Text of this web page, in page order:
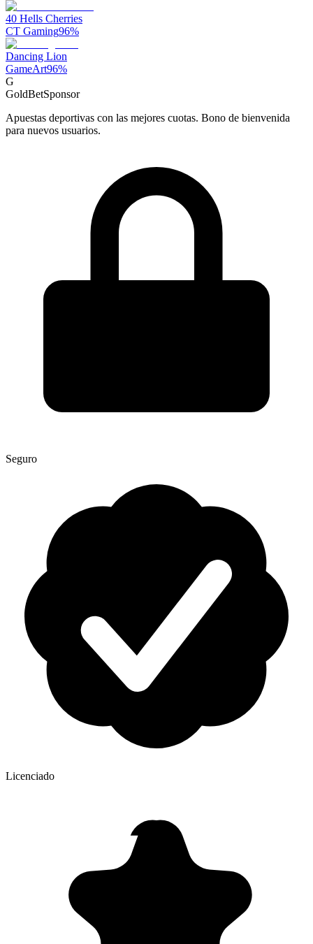
40 Hells Cherries
CT Gaming96%
Dancing Lion
GameArt96%
G
GoldBetSponsor
Apuestas deportivas con las mejores cuotas. Bono de bienvenida
para nuevos usuarios.
Seguro
Licenciado